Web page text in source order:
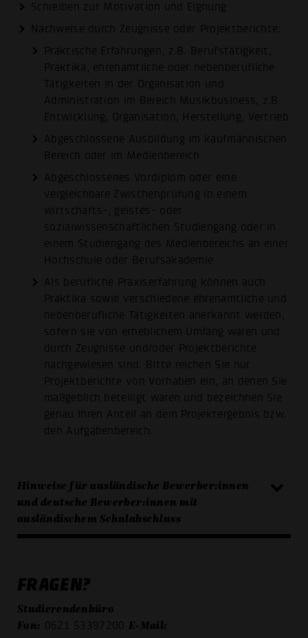
Schreiben zur Motivation und Eignung
Nachweise durch Zeugnisse oder Projektberichte:
Praktische Erfahrungen, z.B. Berufstätigkeit,
Praktika, ehrenamtliche oder nebenberufliche
Tätigkeiten in der Organisation und
Administration im Bereich Musikbusiness, z.B.
Entwicklung, Organisation, Herstellung, Vertrieb
Abgeschlossene Ausbildung im kaufmännischen
Bereich oder im Medienbereich
Abgeschlossenes Vordiplom oder eine
vergleichbare Zwischenprüfung in einem
wirtschafts-, geistes- oder
sozialwissenschaftlichen Studiengang oder in
einem Studiengang des Medienbereichs an einer
Hochschule oder Berufsakademie
Als berufliche Praxiserfahrung können auch
Praktika sowie verschiedene ehrenamtliche und
nebenberufliche Tätigkeiten anerkannt werden,
sofern sie von erheblichem Umfang waren und
durch Zeugnisse und/oder Projektberichte
nachgewiesen sind. Bitte reichen Sie nur
Projektberichte von Vorhaben ein, an denen Sie
maßgeblich beteiligt waren und bezeichnen Sie
genau Ihren Anteil an dem Projektergebnis bzw.
den Aufgabenbereich.
Hinweise für ausländische Bewerber:innen
und deutsche Bewerber:innen mit
ausländischem Schulabschluss
FRAGEN?
Studierendenbüro
Fon: 0621 53397200 E-Mail: